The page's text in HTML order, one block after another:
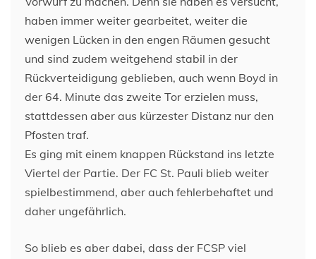
haben immer weiter gearbeitet, weiter die
wenigen Lücken in den engen Räumen gesucht
und sind zudem weitgehend stabil in der
Rückverteidigung geblieben, auch wenn Boyd in
der 64. Minute das zweite Tor erzielen muss,
stattdessen aber aus kürzester Distanz nur den
Pfosten traf.
Es ging mit einem knappen Rückstand ins letzte
Viertel der Partie. Der FC St. Pauli blieb weiter
spielbestimmend, aber auch fehlerbehaftet und
daher ungefährlich.
So blieb es aber dabei, dass der FCSP viel